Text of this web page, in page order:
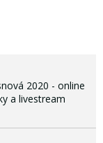
2020 - online
a livestream